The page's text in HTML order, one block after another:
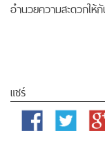
อำนวยความสะดวกให้
แชร์
Facebook Twitter